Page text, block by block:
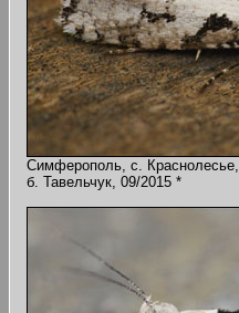
Симферополь, с. Краснолесье,
б. Тавельчук, 09/2015 *